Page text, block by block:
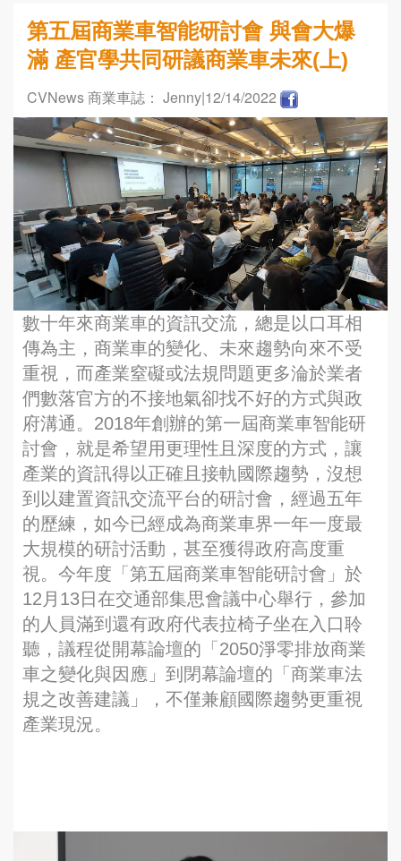
第五屆商業車智能研討會 與會大爆
滿 產官學共同研議商業車未來(上)
CVNews 商業車誌： Jenny|12/14/2022
數十年來商業車的資訊交流，總是以口耳相
傳為主，商業車的變化、未來趨勢向來不受
重視，而產業窒礙或法規問題更多淪於業者
們數落官方的不接地氣卻找不好的方式與政
府溝通。2018年創辦的第一屆商業車智能研
討會，就是希望用更理性且深度的方式，讓
產業的資訊得以正確且接軌國際趨勢，沒想
到以建置資訊交流平台的研討會，經過五年
的歷練，如今已經成為商業車界一年一度最
大規模的研討活動，甚至獲得政府高度重
視。今年度「第五屆商業車智能研討會」於
12月13日在交通部集思會議中心舉行，參加
的人員滿到還有政府代表拉椅子坐在入口聆
聽，議程從開幕論壇的「2050淨零排放商業
車之變化與因應」到閉幕論壇的「商業車法
規之改善建議」，不僅兼顧國際趨勢更重視
產業現況。